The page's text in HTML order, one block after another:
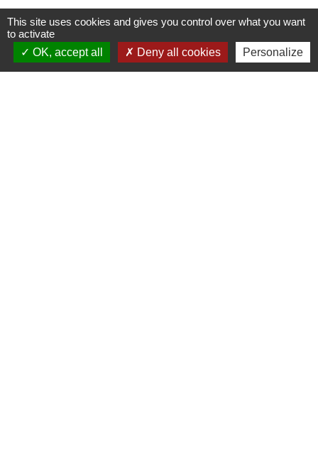
Contacts
Commune de Cieux
This site uses cookies and gives you control over what you want
to activate
OK, accept all
Deny all cookies Personalize